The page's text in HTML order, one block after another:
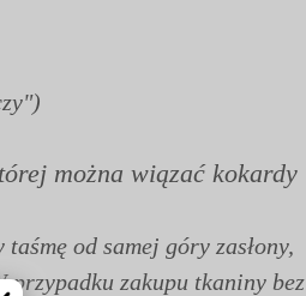
można wiązać kokardy
od samej góry zasłony,
przypadku zakupu tkaniny bez